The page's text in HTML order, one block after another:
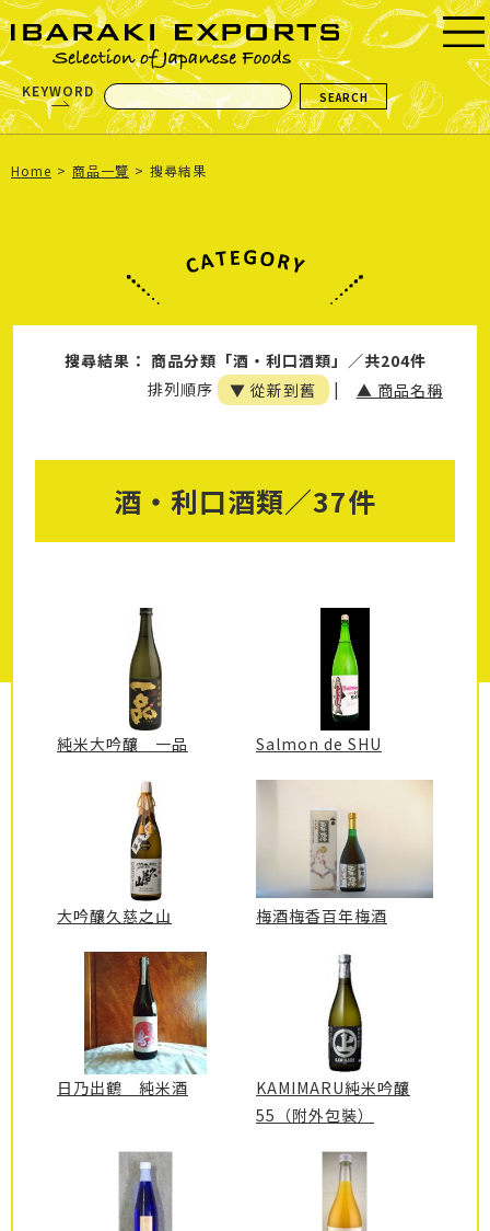
KEYWORD
Home 商品一覽 搜尋結果
搜尋結果： 商品分類「酒・利口酒類」／共204件
排列順序 ▼ 從新到舊 | ▲ 商品名稱
酒・利口酒類／37件
純米大吟釀 一品 Salmon de SHU
大吟釀久慈之山 梅酒梅香百年梅酒
日乃出鶴 純米酒
KAMIMARU純米吟釀
55（附外包裝）